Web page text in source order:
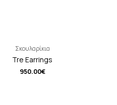
Σκουλαρίκια
Tre Earrings
950.00€